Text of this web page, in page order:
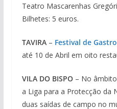
Teatro Mascarenhas
Bilhetes: 5 euros.
TAVIRA – Festival de
até 10 de Abril em oito
VILA DO BISPO– No âmbito
a Liga para a Protecção da
duas saídas de campo no